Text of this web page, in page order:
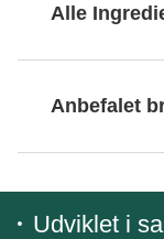
Alle
Anbefalet
Udviklet i